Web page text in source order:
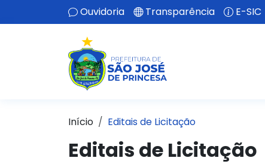
Ouvidoria Transparência E-SIC
Início Editais de Licitação
Editais de Licitação